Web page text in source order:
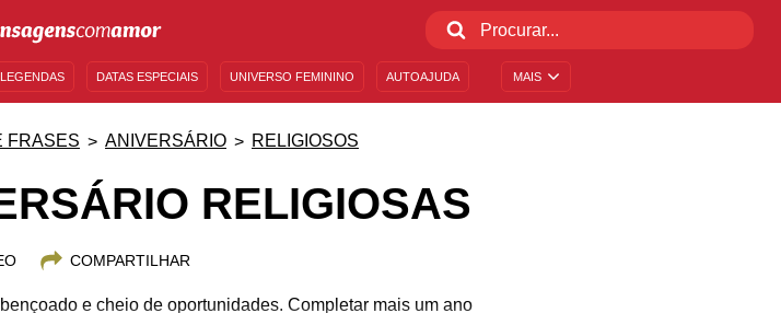
MAIS
LEGENDAS DATAS ESPECIAIS UNIVERSO FEMININO AUTOAJUDA
FRASES ANIVERSÁRIO RELIGIOSOS
RELIGIOSAS
COMPARTILHAR
e cheio de oportunidades. Completar mais um ano